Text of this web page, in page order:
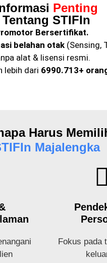
Penting
Tentang STIFIn
Bersertifikat.
belahan otak(Sensing,
alat & lisensi resmi.
lebih dari 6990.713+
Harus
Majalengka
Fokus pada